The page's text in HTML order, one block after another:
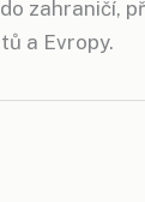
zahraničí,
a Evropy.